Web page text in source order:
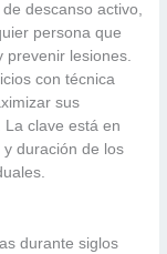
descanso activo,
persona que
prevenir lesiones.
con técnica
sus
La clave está en
duración de los
durante siglos